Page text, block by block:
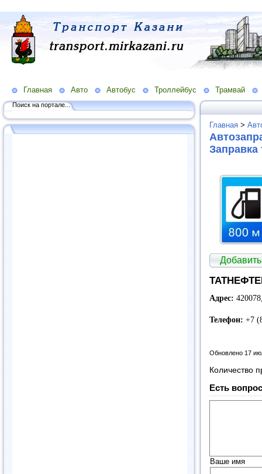
Главная Авто Автобус Троллейбус Трамвай
Поиск на портале...
Главная >
Заправка
Адрес:
Телефон: +7
Обновлено 17
Количество
Есть
Ваше имя